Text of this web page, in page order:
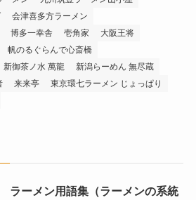
会津喜多方ラーメン
博多一幸舎 壱角家
大阪王将
帆のるぐらんで心斎橋
新御茶ノ水 萬龍
新潟らーめん 無尽蔵
来来亭
東京環七ラーメン じょっぱり
ラーメン用語集（ラーメンの系統